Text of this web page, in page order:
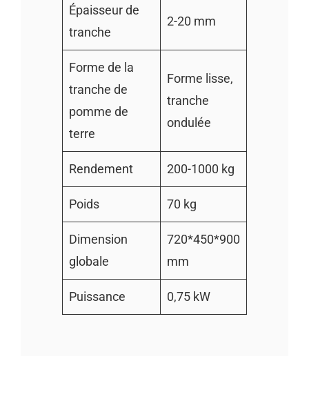
Épaisseur de
tranche
2-20 mm
Forme de la
tranche de
pomme de
terre
Forme lisse,
tranche
ondulée
Rendement 200-1000 kg
Poids 70 kg
Dimension
globale
720*450*900
mm
Puissance 0,75 kW